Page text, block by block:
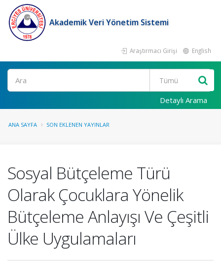
Akademik Veri Yönetim Sistemi
Araştırmacı Girişi English
Ara
Detaylı Arama
ANA SAYFA SON EKLENEN YAYINLAR
Sosyal Bütçeleme Türü
Olarak Çocuklara Yönelik
Bütçeleme Anlayışı Ve Çeşitli
Ülke Uygulamaları